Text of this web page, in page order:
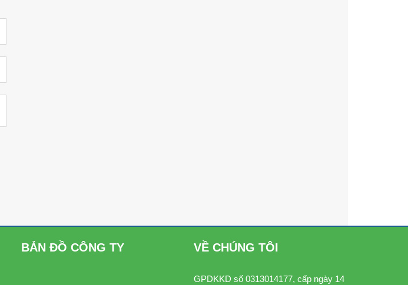
BẢN ĐỒ CÔNG TY VỀ CHÚNG TÔI
GPDKKD số 0313014177, cấp ngày 14